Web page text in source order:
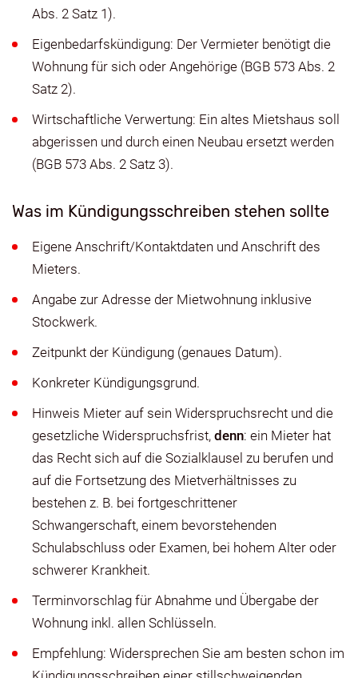
Abs. 2 Satz 1).
Eigenbedarfskündigung: Der Vermieter benötigt die
Wohnung für sich oder Angehörige (BGB 573 Abs. 2
Satz 2).
Wirtschaftliche Verwertung: Ein altes Mietshaus soll
abgerissen und durch einen Neubau ersetzt werden
(BGB 573 Abs. 2 Satz 3).
Was im Kündigungsschreiben stehen sollte
Eigene Anschrift/Kontaktdaten und Anschrift des
Mieters.
Angabe zur Adresse der Mietwohnung inklusive
Stockwerk.
Zeitpunkt der Kündigung (genaues Datum).
Konkreter Kündigungsgrund.
Hinweis Mieter auf sein Widerspruchsrecht und die
gesetzliche Widerspruchsfrist, denn: ein Mieter hat
das Recht sich auf die Sozialklausel zu berufen und
auf die Fortsetzung des Mietverhältnisses zu
bestehen z. B. bei fortgeschrittener
Schwangerschaft, einem bevorstehenden
Schulabschluss oder Examen, bei hohem Alter oder
schwerer Krankheit.
Terminvorschlag für Abnahme und Übergabe der
Wohnung inkl. allen Schlüsseln.
Empfehlung: Widersprechen Sie am besten schon im